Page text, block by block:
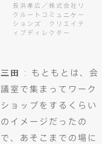
長浜孝広／株式会社リ
クルートコミュニケー
ションズ クリエイテ
ィブディレクター
三田 : もともとは、会
議室で集まってワーク
ショップをするくらい
のイメージだったの
で、あそこまでの場に